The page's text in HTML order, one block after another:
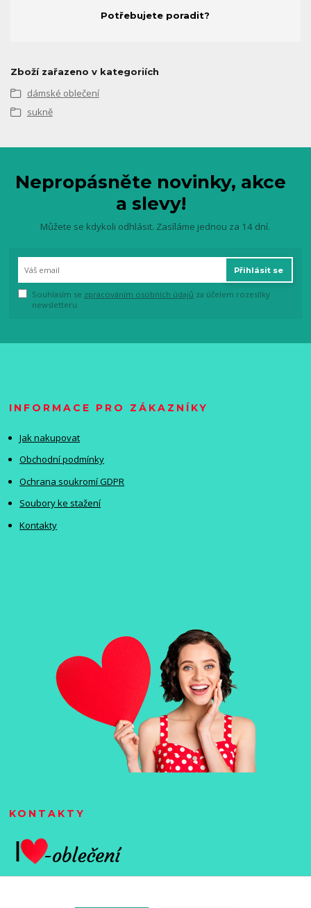
Potřebujete poradit?
Zboží zařazeno v kategoriích
dámské oblečení
sukně
Nepropásněte novinky, akce
a slevy!
Můžete se kdykoli odhlásit. Zasíláme jednou za 14 dní.
Přihlásit se
Souhlasím se zpracováním osobních údajů za účelem rozesílky
newsletteru.
INFORMACE PRO ZÁKAZNÍKY
Jak nakupovat
Obchodní podmínky
Ochrana soukromí GDPR
Soubory ke stažení
Kontakty
KONTAKTY